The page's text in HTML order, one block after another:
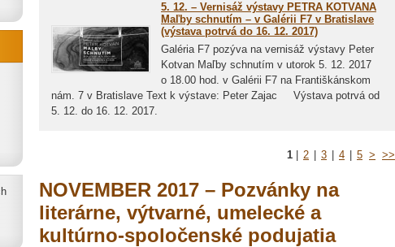
5. 12. – Vernisáž výstavy PETRA KOTVANA
Maľby schnutím – v Galérii F7 v Bratislave
(výstava potrvá do 16. 12. 2017)
Galéria F7 pozýva na vernisáž výstavy Peter
Kotvan Maľby schnutím v utorok 5. 12. 2017
o 18.00 hod. v Galérii F7 na Františkánskom
nám. 7 v Bratislave Text k výstave: Peter Zajac Výstava potrvá od
5. 12. do 16. 12. 2017.
1 2 3 4 5 > >>
NOVEMBER 2017 – Pozvánky na
literárne, výtvarné, umelecké a
kultúrno-spoločenské podujatia